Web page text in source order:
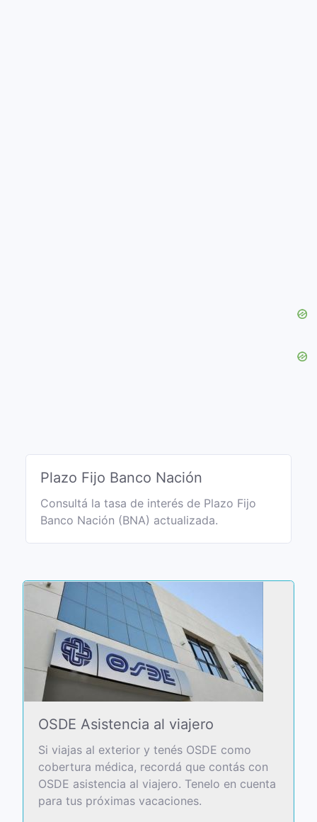
Plazo Fijo Banco Nación
Consultá la tasa de interés de Plazo Fijo
Banco Nación (BNA) actualizada.
OSDE Asistencia al viajero
Si viajas al exterior y tenés OSDE como
cobertura médica, recordá que contás con
OSDE asistencia al viajero. Tenelo en cuenta
para tus próximas vacaciones.